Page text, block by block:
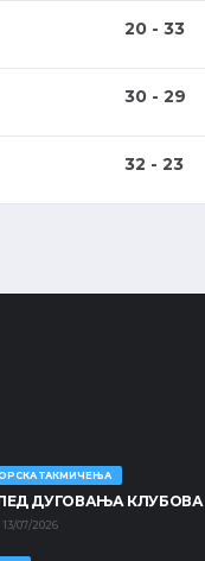
20 - 33
30 - 29
32 - 23
ТАКМИЧЕЊА
ДУГОВАЊА КЛУБОВА
07/2026